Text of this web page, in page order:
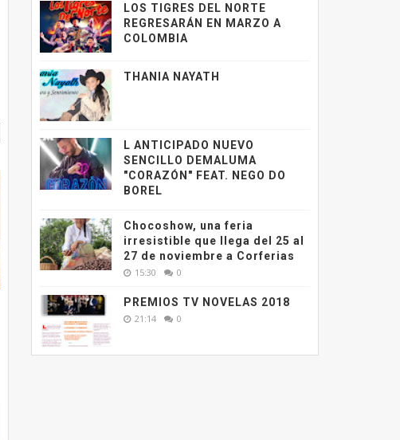
LOS TIGRES DEL NORTE
REGRESARÁN EN MARZO A
COLOMBIA
THANIA NAYATH
L ANTICIPADO NUEVO
SENCILLO DEMALUMA
"CORAZÓN" FEAT. NEGO DO
BOREL
Chocoshow, una feria
irresistible que llega del 25 al
27 de noviembre a Corferias
15:30 0
PREMIOS TV NOVELAS 2018
21:14 0